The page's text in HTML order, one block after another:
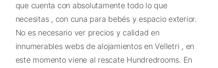
que cuenta con absolutamente todo lo que
necesitas , con cuna para bebés y espacio exterior.
No es necesario ver precios y calidad en
innumerables webs de alojamientos en Velletri , en
este momento viene al rescate Hundredrooms. En